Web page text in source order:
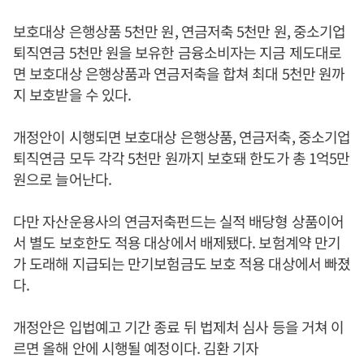
보호대상 은행상품 5천만 원, 연금저축 5천만 원, 중소기업
퇴직연금 5천만 원을 보유한 금융소비자는 지금 제도대로
면 보호대상 은행상품과 연금저축을 합쳐 최대 5천만 원까
지 보호받을 수 있다.
개정안이 시행되면 보호대상 은행상품, 연금저축, 중소기업
퇴직연금 모두 각각 5천만 원까지 보호돼 한도가 총 1억5만
원으로 늘어난다.
다만 자산운용사의 연금저축펀드는 실적 배당형 상품이어
서 별도 보호한도 적용 대상에서 배제됐다. 보험계약 만기
가 도래해 지급되는 만기보험금도 보호 적용 대상에서 빠졌
다.
개정안은 입법예고 기간 종료 뒤 법제처 심사 등을 거쳐 이
르면 올해 안에 시행될 예정이다. 김환 기자